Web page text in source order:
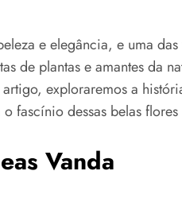
e elegância, e uma
de plantas e amantes da
exploraremos a
fascínio dessas belas
Vanda